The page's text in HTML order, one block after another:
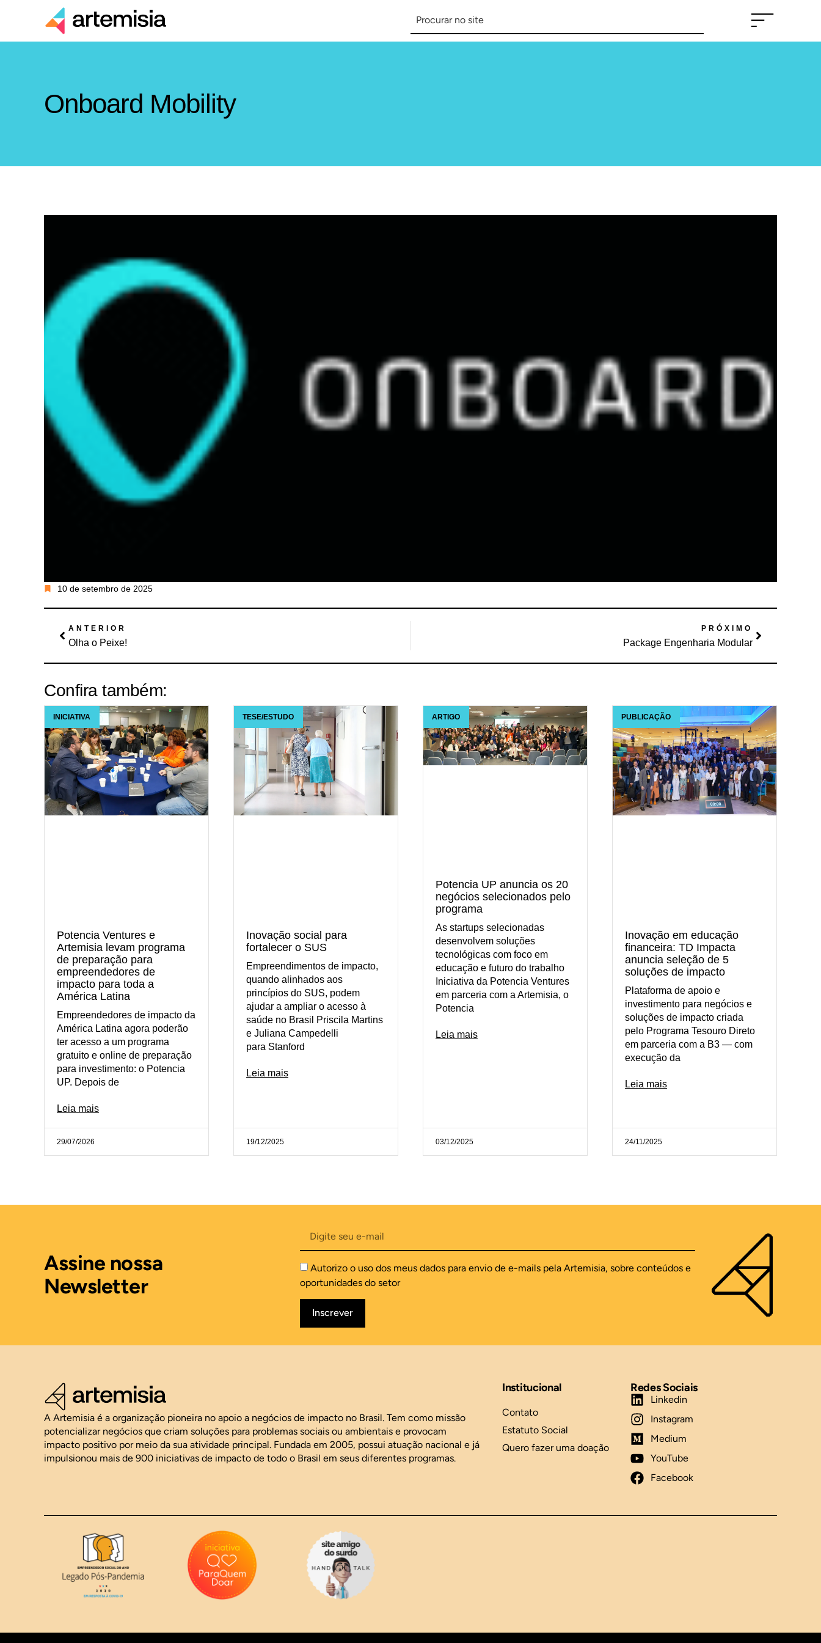
Onboard Mobility
10 de setembro de 2025
ANTERIOR
Olha o Peixe!
PRÓXIMO
Package Engenharia Modular
Confira também:
INICIATIVA
Potencia Ventures e
Artemisia levam programa
de preparação para
empreendedores de
impacto para toda a
América Latina
Empreendedores de impacto da
América Latina agora poderão
ter acesso a um programa
gratuito e online de preparação
para investimento: o Potencia
UP. Depois de
Leia mais
29/07/2026
TESE/ESTUDO
Inovação social para
fortalecer o SUS
Empreendimentos de impacto,
quando alinhados aos
princípios do SUS, podem
ajudar a ampliar o acesso à
saúde no Brasil Priscila Martins
e Juliana Campedelli
para Stanford
Leia mais
19/12/2025
ARTIGO
Potencia UP anuncia os 20
negócios selecionados pelo
programa
As startups selecionadas
desenvolvem soluções
tecnológicas com foco em
educação e futuro do trabalho
Iniciativa da Potencia Ventures
em parceria com a Artemisia, o
Potencia
Leia mais
03/12/2025
PUBLICAÇÃO
Inovação em educação
financeira: TD Impacta
anuncia seleção de 5
soluções de impacto
Plataforma de apoio e
investimento para negócios e
soluções de impacto criada
pelo Programa Tesouro Direto
em parceria com a B3 — com
execução da
Leia mais
24/11/2025
Assine nossa
Newsletter
Autorizo o uso dos meus dados para envio de e-mails pela Artemisia, sobre conteúdos e
oportunidades do setor
Inscrever
A Artemisia é a organização pioneira no apoio a negócios de impacto no Brasil. Tem como missão
potencializar negócios que criam soluções para problemas sociais ou ambientais e provocam
impacto positivo por meio da sua atividade principal. Fundada em 2005, possui atuação nacional e já
impulsionou mais de 900 iniciativas de impacto de todo o Brasil em seus diferentes programas.
Institucional
Contato
Estatuto Social
Quero fazer uma doação
Redes Sociais
Linkedin
Instagram
Medium
YouTube
Facebook